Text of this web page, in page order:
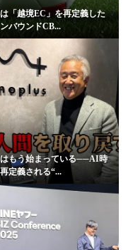
「越境EC」を再定義した
バウンドCB...
もう始まっている──AI時
定義される“...